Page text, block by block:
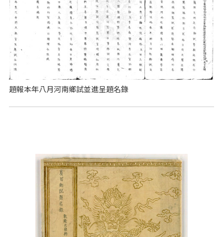
題報本年八月河南鄉試並進呈題名錄